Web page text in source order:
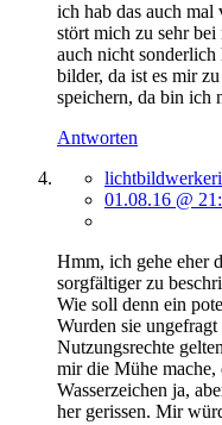
ich hab das auch mal
stört mich zu sehr
auch nicht sonderlich
bilder, da ist es mir
speichern, da bin ich
Antworten
01.08.16 @
Hmm, ich gehe eher
sorgfältiger zu
Wie soll denn ein
Wurden sie
Nutzungsrechte
mir die Mühe
Wasserzeichen ja,
her gerissen. Mir